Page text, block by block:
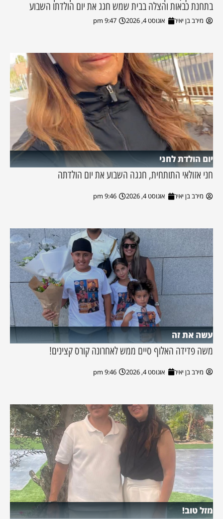
בתחנת כבאות והצלה בבית שמש חגג את יום הולדתו השבוע
מירב בן יאיר אוגוסט 4, 2026 9:47 pm
יום הולדת לחני
חני אזולאי התותחית, חגגה השבוע את יום הולדתה
מירב בן יאיר אוגוסט 4, 2026 9:46 pm
עשה את זה
משה פדידה האלוף סיים ממש לאחרונה קורס קצינים!
מירב בן יאיר אוגוסט 4, 2026 9:46 pm
מזל טוב!